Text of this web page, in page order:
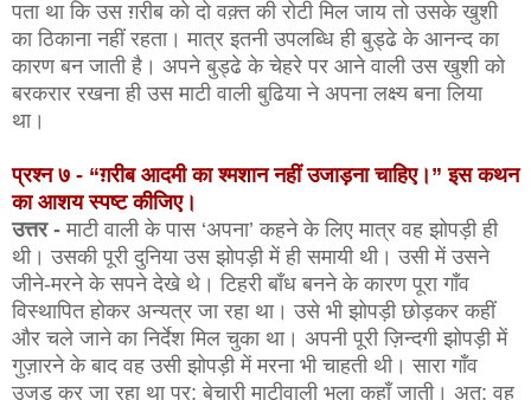
पता था कि उस ग़रीब को दो वक़्त की रोटी मिल जाय तो उसके खुशी
का ठिकाना नहीं रहता। मात्र इतनी उपलब्धि ही बुड्ढे के आनन्द का
कारण बन जाती है। अपने बुड्ढे के चेहरे पर आने वाली उस खुशी को
बरकरार रखना ही उस माटी वाली बुढिया ने अपना लक्ष्य बना लिया
था।
प्रश्न ७ - “ग़रीब आदमी का श्मशान नहीं उजाड़ना चाहिए।” इस कथन
का आशय स्पष्ट कीजिए।
उत्तर - माटी वाली के पास ‘अपना’ कहने के लिए मात्र वह झोपड़ी ही
थी। उसकी पूरी दुनिया उस झोपड़ी में ही समायी थी। उसी में उसने
जीने-मरने के सपने देखे थे। टिहरी बाँध बनने के कारण पूरा गाँव
विस्थापित होकर अन्यत्र जा रहा था। उसे भी झोपड़ी छोड़कर कहीं
और चले जाने का निर्देश मिल चुका था। अपनी पूरी ज़िन्दगी झोपड़ी में
गुज़ारने के बाद वह उसी झोपड़ी में मरना भी चाहती थी। सारा गाँव
उजड़ कर जा रहा था पर; बेचारी माटीवाली भला कहाँ जाती। अत: वह